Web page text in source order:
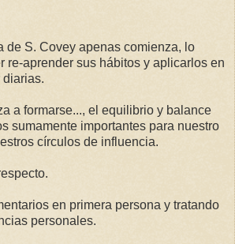
de S. Covey apenas comienza, lo
re-aprender sus hábitos y aplicarlos en
diarias.
a formarse..., el equilibrio y balance
sumamente importantes para nuestro
círculos de influencia.
en primera persona y tratando
personales.